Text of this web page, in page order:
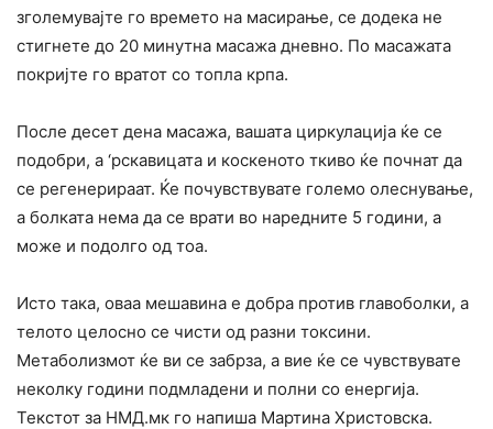
зголемувајте го времето на масирање, се додека не
стигнете до 20 минутна масажа дневно. По масажата
покријте го вратот со топла крпа.
После десет дена масажа, вашата циркулација ќе се
подобри, а ‘рскавицата и коскеното ткиво ќе почнат да
се регенерираат. Ќе почувствувате големо олеснување,
а болката нема да се врати во наредните 5 години, а
може и подолго од тоа.
Исто така, оваа мешавина е добра против главоболки, а
телото целосно се чисти од разни токсини.
Метаболизмот ќе ви се забрза, а вие ќе се чувствувате
неколку години подмладени и полни со енергија.
Текстот за НМД.мк го напиша Мартина Христовска.